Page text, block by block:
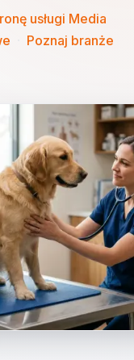
usługi Media
Poznaj branże